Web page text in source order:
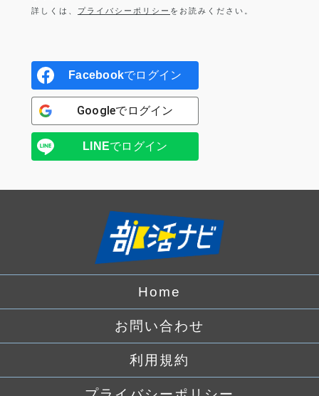
詳しくは、 プライバシーポリシー をお読みください。
Facebookでログイン
Googleでログイン
LINEでログイン
Home
お問い合わせ
利用規約